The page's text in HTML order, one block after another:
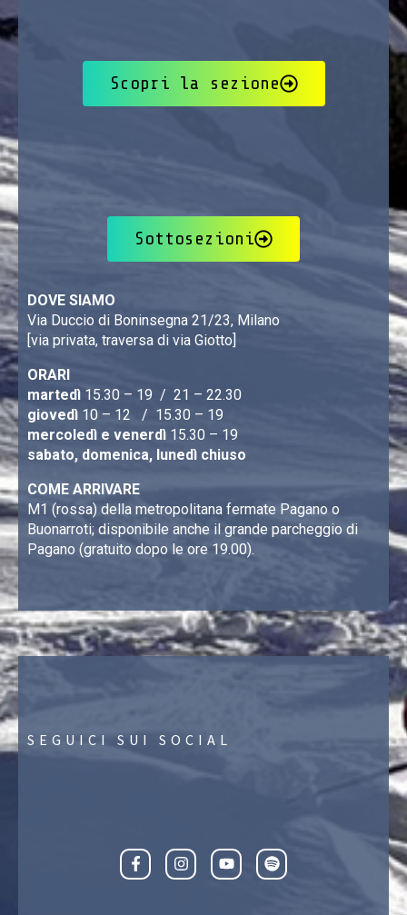
Scopri la sezione
Sottosezioni
DOVE SIAMO
Via Duccio di Boninsegna 21/23, Milano
[via privata, traversa di via Giotto]
ORARI
martedì 15.30 – 19 / 21 – 22.30
giovedì 10 – 12 / 15.30 – 19
mercoledì e venerdì 15.30 – 19
sabato, domenica, lunedì chiuso
COME ARRIVARE
M1 (rossa) della metropolitana fermate Pagano o
Buonarroti; disponibile anche il grande parcheggio di
Pagano (gratuito dopo le ore 19.00).
SEGUICI SUI SOCIAL